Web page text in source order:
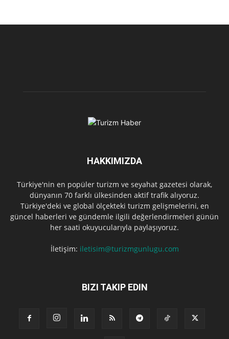
HAKKIMIZDA
Türkiye'nin en popüler turizm ve seyahat gazetesi olarak,
dünyanın 70 farklı ülkesinden aktif trafik alıyoruz.
Türkiye'deki ve global ölçekteki turizm gelişmelerini, en
güncel haberleri ve gündemle ilgili değerlendirmeleri günün
her saati okuyucularıyla paylaşıyoruz.
İletişim: iletisim@turizmgunlugu.com
BIZI TAKIP EDIN